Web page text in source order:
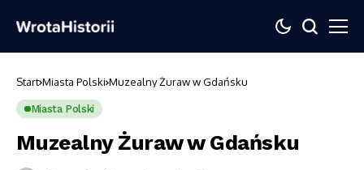
Start Miasta Polski Muzealny Żuraw w Gdańsku
Miasta Polski
Muzealny Żuraw w Gdańsku